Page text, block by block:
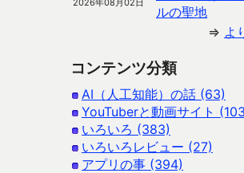
2026年08月02日
ルの聖地
⇒ よ
コンテンツ分類
AI（人工知能）の話 (63)
YouTuberと動画サイト
いろいろ (383)
いろいろレビュー (27)
アプリの事 (394)